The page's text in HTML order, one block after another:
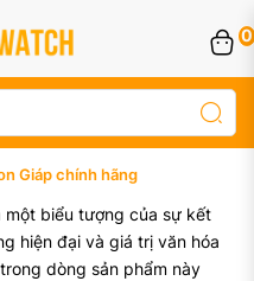
0
Giáp chính hãng
một biểu tượng của sự kết
hiện đại và giá trị văn hóa
dòng sản phẩm này